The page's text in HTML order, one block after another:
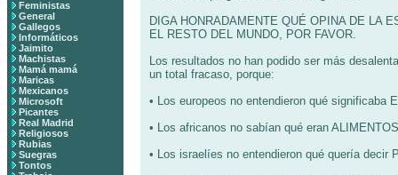
Feministas
General
Gallegos
Informáticos
Jaimito
Machistas
Mamá mamá
Maricas
Mexicanos
Microsoft
Picantes
Real Madrid
Religiosos
Rubias
Suegras
Tontos
DIGA HONRADAMENTE QUÉ OPINA DE LA
EL RESTO DEL MUNDO, POR FAVOR.
Los resultados no han podido ser más
un total fracaso, porque:
• Los europeos no entendieron qué significaba
• Los africanos no sabían qué eran
• Los israelíes no entendieron qué quería decir